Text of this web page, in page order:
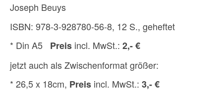
Joseph Beuys
ISBN: 978-3-928780-56-8, 12 S., geheftet
* Din A5 Preis incl. MwSt.: 2,- €
jetzt auch als Zwischenformat größer:
* 26,5 x 18cm, Preis incl. MwSt.: 3,- €